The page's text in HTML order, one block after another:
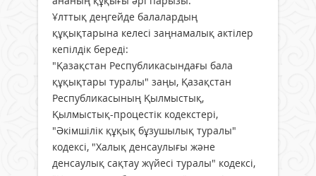
Ұлттық деңгейде балалардың
құқықтарына келесі заңнамалық актілер
кепілдік береді:
"Қазақстан Республикасындағы бала
құқықтары туралы" заңы, Қазақстан
Республикасының Қылмыстық,
Қылмыстық-процестік кодекстері,
"Әкімшілік құқық бұзушылық туралы"
кодексі, "Халық денсаулығы және
денсаулық сақтау жүйесі туралы" кодексі,